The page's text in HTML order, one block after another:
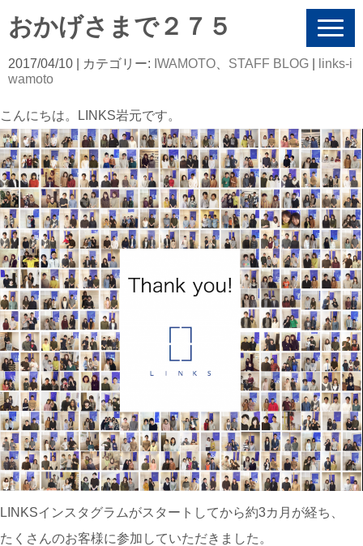
N
v
i
i
o
n
おかげさまで２７５
2017/04/10 | カテゴリー: IWAMOTO STAFF BLOG
links-i
wamoto
こんにちは。LINKS岩元です。
LINKSインスタグラムがスタートしてから約3カ月が経ち、
たくさんのお客様に参加していただきました。